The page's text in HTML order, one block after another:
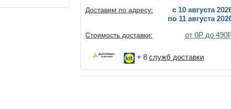
Доставим по адресу:
c 10 августа
по 11 августа
Стоимость доставки: от 0Р до
+ 8 служб доставки